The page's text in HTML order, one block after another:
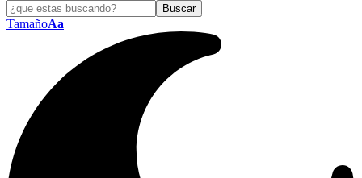
TamañoAa